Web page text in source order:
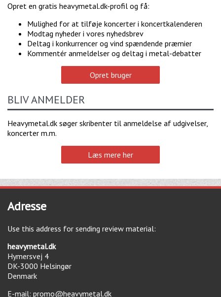
Opret en gratis heavymetal.dk-profil og få:
Mulighed for at tilføje koncerter i koncertkalenderen
Modtag nyheder i vores nyhedsbrev
Deltag i konkurrencer og vind spændende præmier
Kommentér anmeldelser og deltag i metal-debatter
Opret bruger
BLIV ANMELDER
Heavymetal.dk søger skribenter til anmeldelse af udgivelser,
koncerter m.m.
Læs mere her
Adresse
Use this address for sending review material:
heavymetal.dk
Hymersvej 4
DK-3000 Helsingør
Denmark
E-mail: promo@heavymetal.dk